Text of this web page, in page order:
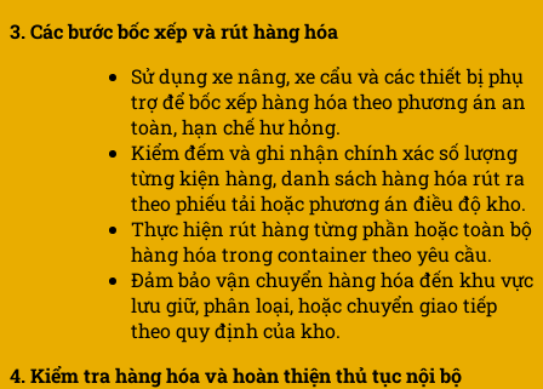
3. Các bước bốc xếp và rút hàng hóa
Sử dụng xe nâng, xe cẩu và các thiết bị phụ
trợ để bốc xếp hàng hóa theo phương án an
toàn, hạn chế hư hỏng.
Kiểm đếm và ghi nhận chính xác số lượng
từng kiện hàng, danh sách hàng hóa rút ra
theo phiếu tải hoặc phương án điều độ kho.
Thực hiện rút hàng từng phần hoặc toàn bộ
hàng hóa trong container theo yêu cầu.
Đảm bảo vận chuyển hàng hóa đến khu vực
lưu giữ, phân loại, hoặc chuyển giao tiếp
theo quy định của kho.
4. Kiểm tra hàng hóa và hoàn thiện thủ tục nội bộ